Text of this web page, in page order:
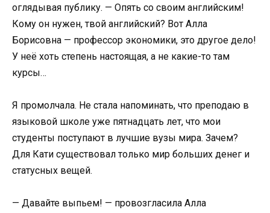
оглядывая публику. — Опять со своим английским!
Кому он нужен, твой английский? Вот Алла
Борисовна — профессор экономики, это другое дело!
У неё хоть степень настоящая, а не какие-то там
курсы…
Я промолчала. Не стала напоминать, что преподаю в
языковой школе уже пятнадцать лет, что мои
студенты поступают в лучшие вузы мира. Зачем?
Для Кати существовал только мир больших денег и
статусных вещей.
— Давайте выпьем! — провозгласила Алла